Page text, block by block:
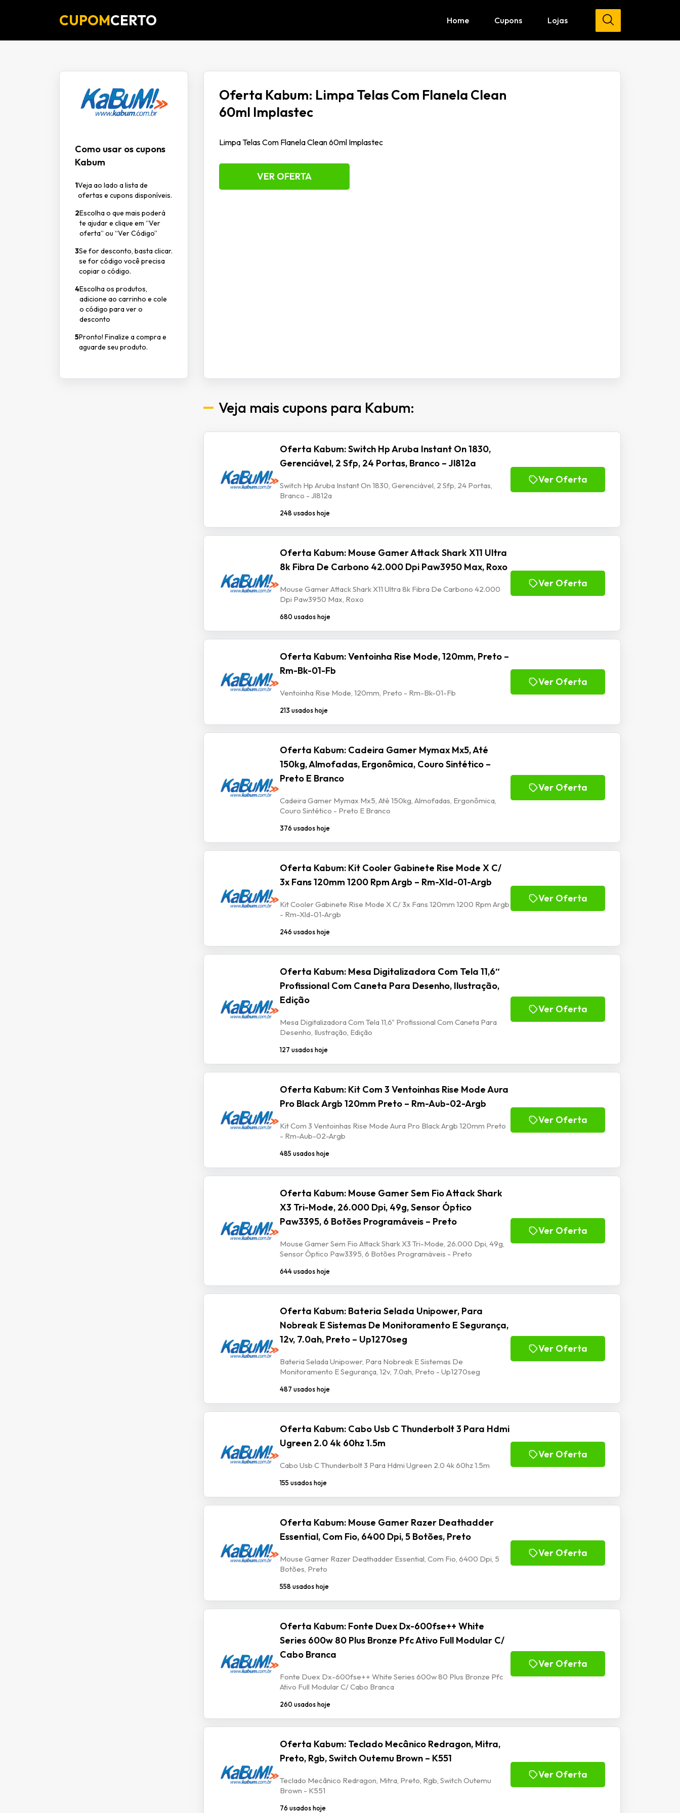
CUPOMCERTO Home Cupons Lojas
Como usar os cupons
Kabum
1Veja ao lado a lista de
ofertas e cupons disponíveis.
2Escolha o que mais poderá
te ajudar e clique em “Ver
oferta” ou “Ver Código”
3Se for desconto, basta clicar.
se for código você precisa
copiar o código.
4Escolha os produtos,
adicione ao carrinho e cole
o código para ver o
desconto
5Pronto! Finalize a compra e
aguarde seu produto.
Oferta Kabum: Limpa Telas Com Flanela Clean
60ml Implastec
Limpa Telas Com Flanela Clean 60ml Implastec
VER OFERTA
Veja mais cupons para Kabum:
Oferta Kabum: Switch Hp Aruba Instant On 1830,
Gerenciável, 2 Sfp, 24 Portas, Branco – Jl812a
Switch Hp Aruba Instant On 1830, Gerenciável, 2 Sfp, 24 Portas,
Branco - Jl812a
248 usados hoje
Ver Oferta
Oferta Kabum: Mouse Gamer Attack Shark X11 Ultra
8k Fibra De Carbono 42.000 Dpi Paw3950 Max, Roxo
Mouse Gamer Attack Shark X11 Ultra 8k Fibra De Carbono 42.000
Dpi Paw3950 Max, Roxo
680 usados hoje
Ver Oferta
Oferta Kabum: Ventoinha Rise Mode, 120mm, Preto –
Rm-Bk-01-Fb
Ventoinha Rise Mode, 120mm, Preto - Rm-Bk-01-Fb
213 usados hoje
Ver Oferta
Oferta Kabum: Cadeira Gamer Mymax Mx5, Até
150kg, Almofadas, Ergonômica, Couro Sintético –
Preto E Branco
Cadeira Gamer Mymax Mx5, Até 150kg, Almofadas, Ergonômica,
Couro Sintético - Preto E Branco
376 usados hoje
Ver Oferta
Oferta Kabum: Kit Cooler Gabinete Rise Mode X C/
3x Fans 120mm 1200 Rpm Argb – Rm-Xld-01-Argb
Kit Cooler Gabinete Rise Mode X C/ 3x Fans 120mm 1200 Rpm Argb
- Rm-Xld-01-Argb
246 usados hoje
Ver Oferta
Oferta Kabum: Mesa Digitalizadora Com Tela 11,6″
Profissional Com Caneta Para Desenho, Ilustração,
Edição
Mesa Digitalizadora Com Tela 11,6" Profissional Com Caneta Para
Desenho, Ilustração, Edição
127 usados hoje
Ver Oferta
Oferta Kabum: Kit Com 3 Ventoinhas Rise Mode Aura
Pro Black Argb 120mm Preto – Rm-Aub-02-Argb
Kit Com 3 Ventoinhas Rise Mode Aura Pro Black Argb 120mm Preto
- Rm-Aub-02-Argb
485 usados hoje
Ver Oferta
Oferta Kabum: Mouse Gamer Sem Fio Attack Shark
X3 Tri-Mode, 26.000 Dpi, 49g, Sensor Óptico
Paw3395, 6 Botões Programáveis – Preto
Mouse Gamer Sem Fio Attack Shark X3 Tri-Mode, 26.000 Dpi, 49g,
Sensor Óptico Paw3395, 6 Botões Programáveis - Preto
644 usados hoje
Ver Oferta
Oferta Kabum: Bateria Selada Unipower, Para
Nobreak E Sistemas De Monitoramento E Segurança,
12v, 7.0ah, Preto – Up1270seg
Bateria Selada Unipower, Para Nobreak E Sistemas De
Monitoramento E Segurança, 12v, 7.0ah, Preto - Up1270seg
487 usados hoje
Ver Oferta
Oferta Kabum: Cabo Usb C Thunderbolt 3 Para Hdmi
Ugreen 2.0 4k 60hz 1.5m
Cabo Usb C Thunderbolt 3 Para Hdmi Ugreen 2.0 4k 60hz 1.5m
155 usados hoje
Ver Oferta
Oferta Kabum: Mouse Gamer Razer Deathadder
Essential, Com Fio, 6400 Dpi, 5 Botões, Preto
Mouse Gamer Razer Deathadder Essential, Com Fio, 6400 Dpi, 5
Botões, Preto
558 usados hoje
Ver Oferta
Oferta Kabum: Fonte Duex Dx-600fse++ White
Series 600w 80 Plus Bronze Pfc Ativo Full Modular C/
Cabo Branca
Fonte Duex Dx-600fse++ White Series 600w 80 Plus Bronze Pfc
Ativo Full Modular C/ Cabo Branca
260 usados hoje
Ver Oferta
Oferta Kabum: Teclado Mecânico Redragon, Mitra,
Preto, Rgb, Switch Outemu Brown – K551
Teclado Mecânico Redragon, Mitra, Preto, Rgb, Switch Outemu
Brown - K551
76 usados hoje
Ver Oferta